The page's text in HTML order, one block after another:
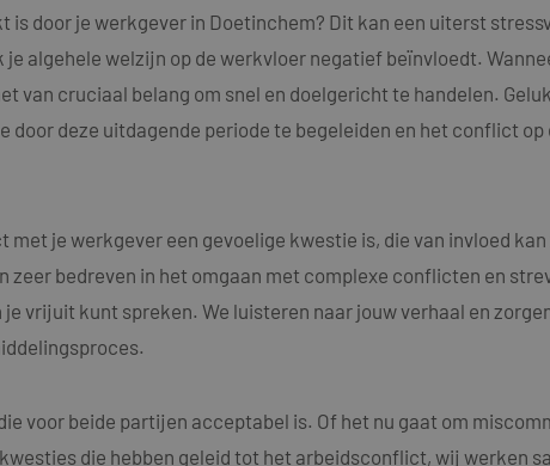
door je werkgever in Doetinchem? Dit kan een uiterst
algehele welzijn op de werkvloer negatief beïnvloedt.
van cruciaal belang om snel en doelgericht te handelen.
door deze uitdagende periode te begeleiden en het conflict op
je werkgever een gevoelige kwestie is, die van invloed kan
bedreven in het omgaan met complexe conflicten en
vrijuit kunt spreken. We luisteren naar jouw verhaal en
voor beide partijen acceptabel is. Of het nu gaat om
die hebben geleid tot het arbeidsconflict, wij werken